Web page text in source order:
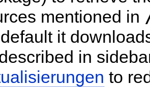
mentioned in
it
in
to